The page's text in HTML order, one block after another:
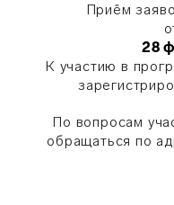
Приём
28
К участию в
По вопросам
обращаться по